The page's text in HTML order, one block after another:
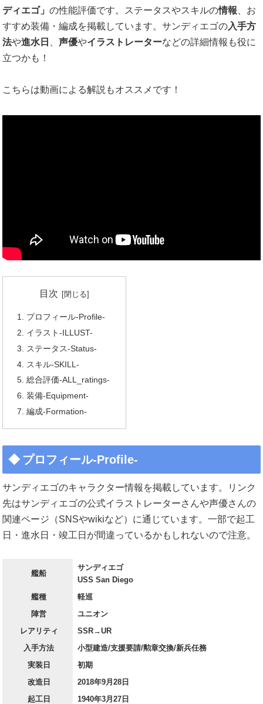
ディエゴ」 の性能評価です。ステータスやスキルの情報 、お
すすめ装備・編成を掲載しています。サンディエゴの入手方
法や進水日 声優やイラストレーターなどの詳細情報も役に
立つかも！
こちらは動画による解説もオススメです！
目次
プロフィール-Profile-
イラスト-ILLUST-
ステータス-Status-
スキル-SKILL-
総合評価-ALL_ratings-
装備-Equipment-
編成-Formation-
プロフィール-Profile-
サンディエゴのキャラクター情報を掲載しています。リンク
先はサンディエゴの公式イラストレーターさんや声優さんの
関連ページ（SNSやwikiなど）に通じています。一部で起工
日・進水日・竣工日が間違っているかもしれないので注意。
艦船
サンディエゴ
USS San Diego
艦種
軽巡
陣営
ユニオン
レアリティ
SSR→UR
入手方法
小型建造/支援要請/勲章交換/新兵任務
実装日
初期
改造日
2018年9月28日
起工日
1940年3月27日